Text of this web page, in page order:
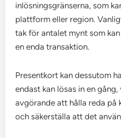
inlösningsgränserna, som
plattform eller region.
tak för antalet mynt som
en enda transaktion.
Presentkort kan dessutom
endast kan lösas in en
avgörande att hålla reda
och säkerställa att det